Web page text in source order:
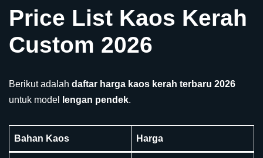
Price List Kaos Kerah
Custom 2026
Berikut adalah daftar harga kaos kerah terbaru 2026
untuk model
lengan pendek.
Bahan Kaos Harga